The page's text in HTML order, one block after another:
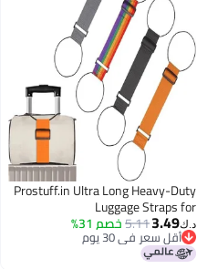
Prostuff.in Ultra Long Heavy-Duty
Luggage Straps for
Suitcases,Uprights,Duffels,Bags,
Adjustable Travel Packing Belts for
Cargo Safety, Sturdy Baggage
د.ك‏3.49
5.11خصم 31%
أقل سعر في 30 يوم
أقل سعر في 30 يوم